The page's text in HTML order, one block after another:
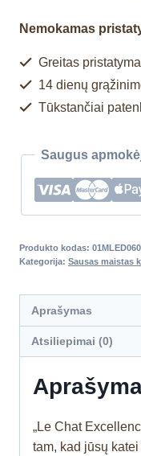
Nemokamas
Greitas
14 dienų
Tūkstančiai
Saugus
Produkto kodas:
Kategorija: Sausas maistas
Aprašymas
Atsiliepimai (0)
„Le Chat
tam, kad jūsų